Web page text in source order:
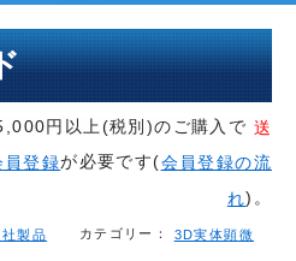
円以上(税別)のご購入で 送
員登録が必要です(会員登録の流
れ)。
製品 カテゴリー： 3D実体顕微